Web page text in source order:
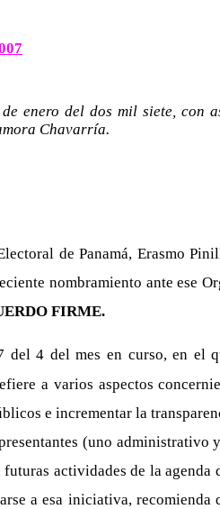
enero del dos mil siete, con
Chavarría.
de Panamá, Erasmo
nombramiento ante ese
FIRME.
4 del mes en curso, en el
a varios aspectos
e incrementar la
(uno administrativo
actividades de la agenda
a esa iniciativa, recomienda